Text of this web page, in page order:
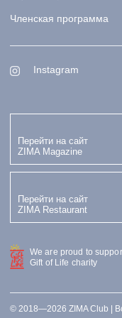
Членская программа
Instagram
Перейти на сайт
ZIMA Magazine
Перейти на сайт
ZIMA Restaurant
We are proud to
Gift of Life charity
© 2018—2026 ZIMA Club |